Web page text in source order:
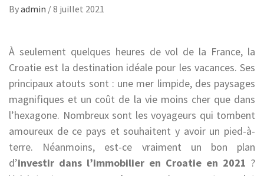
Byadmin /8 juillet 2021
À seulement quelques heures de vol de la France, la
Croatie est la destination idéale pour les vacances. Ses
principaux atouts sont : une mer limpide, des paysages
magnifiques et un coût de la vie moins cher que dans
l’hexagone. Nombreux sont les voyageurs qui tombent
amoureux de ce pays et souhaitent y avoir un pied-à-
terre. Néanmoins, est-ce vraiment un bon plan
d’investir dans l’immobilier en Croatie en 2021 ?